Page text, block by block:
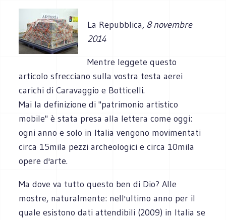
La Repubblica, 8 novembre
2014
Mentre leggete questo
articolo sfrecciano sulla vostra testa aerei
carichi di Caravaggio e Botticelli.
Mai la definizione di "patrimonio artistico
mobile" è stata presa alla lettera come oggi:
ogni anno e solo in Italia vengono movimentati
circa 15mila pezzi archeologici e circa 10mila
opere d'arte.
Ma dove va tutto questo ben di Dio? Alle
mostre, naturalmente: nell'ultimo anno per il
quale esistono dati attendibili (2009) in Italia se